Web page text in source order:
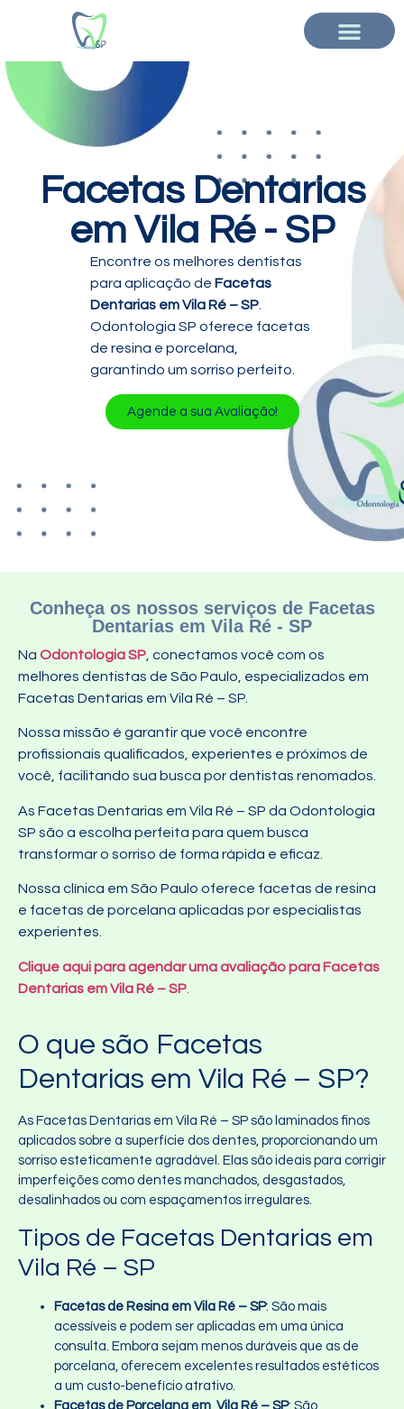
Facetas Dentarias
em Vila Ré - SP
Encontre os melhores dentistas
para aplicação de Facetas
Dentarias em Vila Ré – SP.
Odontologia SP oferece facetas
de resina e porcelana,
garantindo um sorriso perfeito.
Agende a sua Avaliação!
Conheça os nossos serviços de Facetas
Dentarias em Vila Ré - SP
Na Odontologia SP , conectamos você com os
melhores dentistas de São Paulo, especializados em
Facetas Dentarias em Vila Ré – SP.
Nossa missão é garantir que você encontre
profissionais qualificados, experientes e próximos de
você, facilitando sua busca por dentistas renomados.
As Facetas Dentarias em Vila Ré – SP da Odontologia
SP são a escolha perfeita para quem busca
transformar o sorriso de forma rápida e eficaz.
Nossa clínica em São Paulo oferece facetas de resina
e facetas de porcelana aplicadas por especialistas
experientes.
Clique aqui para agendar uma avaliação para Facetas
Dentarias em Vila Ré – SP
O que são Facetas
Dentarias em Vila Ré – SP?
As Facetas Dentarias em Vila Ré – SP são laminados finos
aplicados sobre a superfície dos dentes, proporcionando um
sorriso esteticamente agradável. Elas são ideais para corrigir
imperfeições como dentes manchados, desgastados,
desalinhados ou com espaçamentos irregulares.
Tipos de Facetas Dentarias em
Vila Ré – SP
Facetas de Resina em Vila Ré – SP: São mais
acessíveis e podem ser aplicadas em uma única
consulta. Embora sejam menos duráveis que as de
porcelana, oferecem excelentes resultados estéticos
a um custo-benefício atrativo.
Facetas de Porcelana em Vila Ré – SP: São